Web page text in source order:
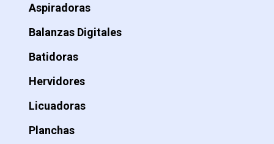
Aspiradoras
Balanzas Digitales
Batidoras
Hervidores
Licuadoras
Planchas